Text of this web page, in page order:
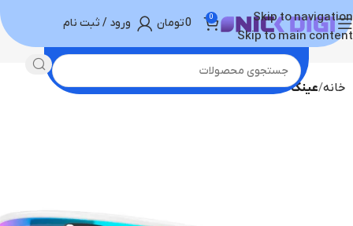
Skip to navigation
Skip to main content
0
0تومان ورود / ثبت نام
خانه عینک